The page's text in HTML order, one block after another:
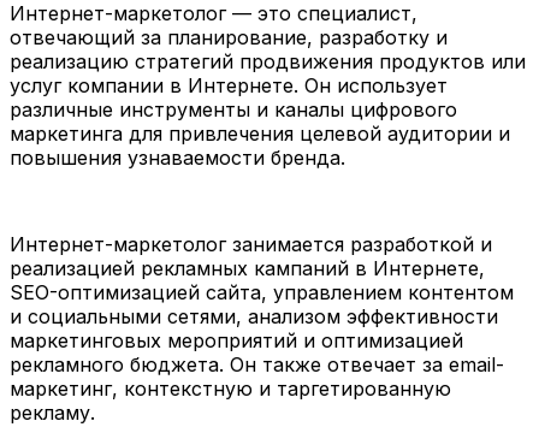
Интернет-маркетолог — это специалист,
отвечающий за планирование, разработку и
реализацию стратегий продвижения продуктов или
услуг компании в Интернете. Он использует
различные инструменты и каналы цифрового
маркетинга для привлечения целевой аудитории и
повышения узнаваемости бренда.
Интернет-маркетолог занимается разработкой и
реализацией рекламных кампаний в Интернете,
SEO-оптимизацией сайта, управлением контентом
и социальными сетями, анализом эффективности
маркетинговых мероприятий и оптимизацией
рекламного бюджета. Он также отвечает за email-
маркетинг, контекстную и таргетированную
рекламу.